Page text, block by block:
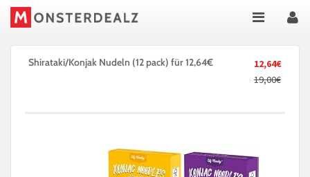
12,64€
19,00€
Shirataki/Konjak Nudeln (12 pack) für 12,64€